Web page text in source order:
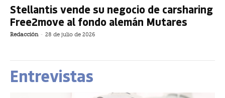
Stellantis vende su negocio de carsharing
Free2move al fondo alemán Mutares
Redacción - 28 de julio de 2026
Entrevistas